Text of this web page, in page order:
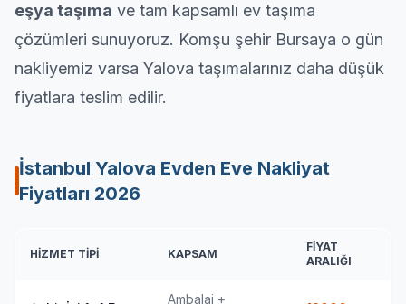
eşya taşıma ve tam kapsamlı ev taşıma
çözümleri sunuyoruz. Komşu şehir Bursaya o gün
nakliyemiz varsa Yalova taşımalarınız daha düşük
fiyatlara teslim edilir.
İstanbul Yalova Evden Eve Nakliyat
Fiyatları 2026
HIZMET TIPI KAPSAM
FIYAT
ARALIĞI
Ambalaj +